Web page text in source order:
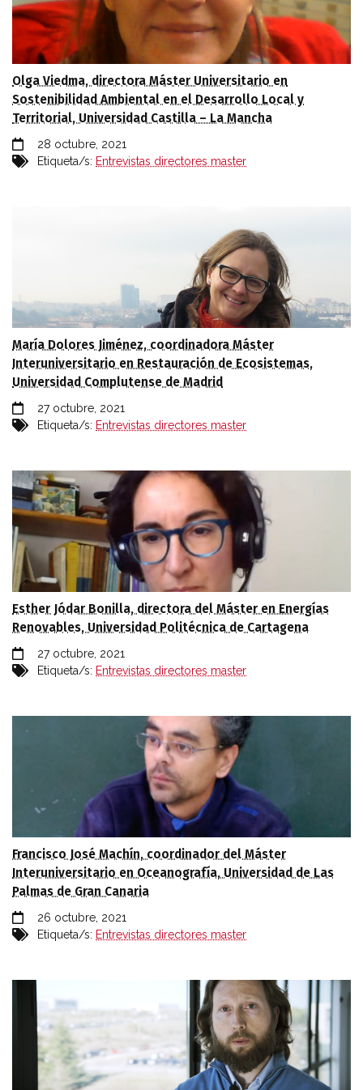
Olga Viedma, directora Máster Universitario en
Sostenibilidad Ambiental en el Desarrollo Local y
Territorial, Universidad Castilla – La Mancha
28 octubre, 2021
Etiqueta/s: Entrevistas directores master
María Dolores Jiménez, coordinadora Máster
Interuniversitario en Restauración de Ecosistemas,
Universidad Complutense de Madrid
27 octubre, 2021
Etiqueta/s: Entrevistas directores master
Esther Jódar Bonilla, directora del Máster en Energías
Renovables, Universidad Politécnica de Cartagena
27 octubre, 2021
Etiqueta/s: Entrevistas directores master
Francisco José Machín, coordinador del Máster
Interuniversitario en Oceanografía, Universidad de Las
Palmas de Gran Canaria
26 octubre, 2021
Etiqueta/s: Entrevistas directores master